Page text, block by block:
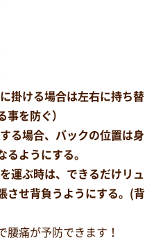
掛ける場合は左右に持ち替
事を防ぐ）
る場合、バックの位置は身
るようにする。
運ぶ時は、できるだけリュ
させ背負うようにする。(背
腰痛が予防できます！